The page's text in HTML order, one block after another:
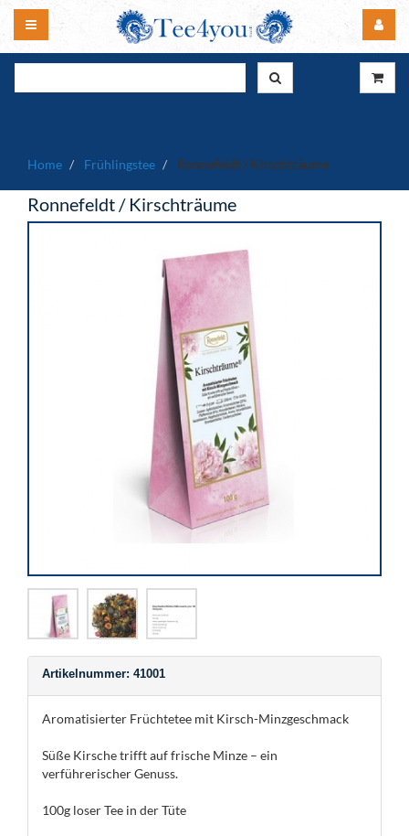
Home Frühlingstee Ronnefeldt / Kirschträume
Ronnefeldt / Kirschträume
Artikelnummer: 41001
Aromatisierter Früchtetee mit Kirsch-Minzgeschmack
Süße Kirsche trifft auf frische Minze – ein
verführerischer Genuss.
100g loser Tee in der Tüte